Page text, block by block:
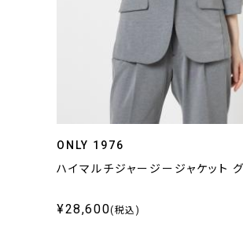
ONLY 1976
ハイマルチジャージージャケット
¥28,600(税込)